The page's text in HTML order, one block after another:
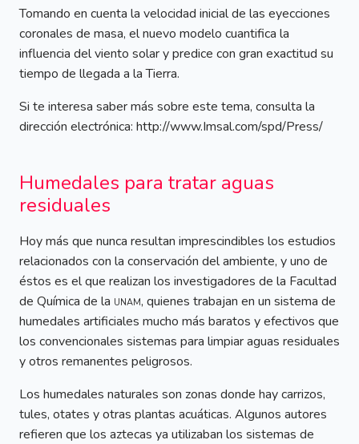
Tomando en cuenta la velocidad inicial de las eyecciones
coronales de masa, el nuevo modelo cuantifica la
influencia del viento solar y predice con gran exactitud su
tiempo de llegada a la Tierra.
Si te interesa saber más sobre este tema, consulta la
dirección electrónica: http://www.Imsal.com/spd/Press/
Humedales para tratar aguas
residuales
Hoy más que nunca resultan imprescindibles los estudios
relacionados con la conservación del ambiente, y uno de
éstos es el que realizan los investigadores de la Facultad
de Química de la unam, quienes trabajan en un sistema de
humedales artificiales mucho más baratos y efectivos que
los convencionales sistemas para limpiar aguas residuales
y otros remanentes peligrosos.
Los humedales naturales son zonas donde hay carrizos,
tules, otates y otras plantas acuáticas. Algunos autores
refieren que los aztecas ya utilizaban los sistemas de